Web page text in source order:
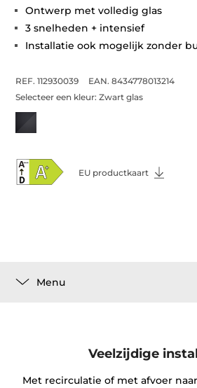
Ontwerp met volledig glas
3 snelheden + intensief
Installatie ook mogelijk zonder
REF. 112930039
EAN. 8434778013214
Selecteer een kleur:Zwart glas
EU productkaart
Menu
Veelzijdige
Met recirculatie of met afvoer